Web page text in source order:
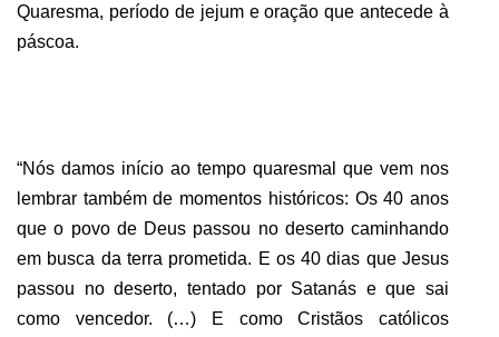
Quaresma, período de jejum e oração que antecede à
páscoa.
“Nós damos início ao tempo quaresmal que vem nos
lembrar também de momentos históricos: Os 40 anos
que o povo de Deus passou no deserto caminhando
em busca da terra prometida. E os 40 dias que Jesus
passou no deserto, tentado por Satanás e que sai
como vencedor. (…) E como Cristãos católicos